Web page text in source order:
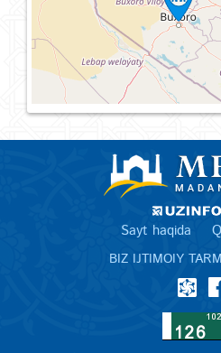
Sayt haqida
BIZ IJTIMOIY